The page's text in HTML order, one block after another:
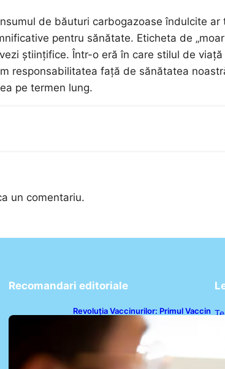
de băuturi carbogazoase îndulcite
pentru sănătate. Eticheta de
științifice. Într-o eră în care stilul de
responsabilitatea față de sănătatea
pe termen lung.
un comentariu.
Recomandari editoriale
Revoluția Vaccinurilor: Primul Vaccin
Experimental Împotriva Cancerului
de Colon în Studiu Uman